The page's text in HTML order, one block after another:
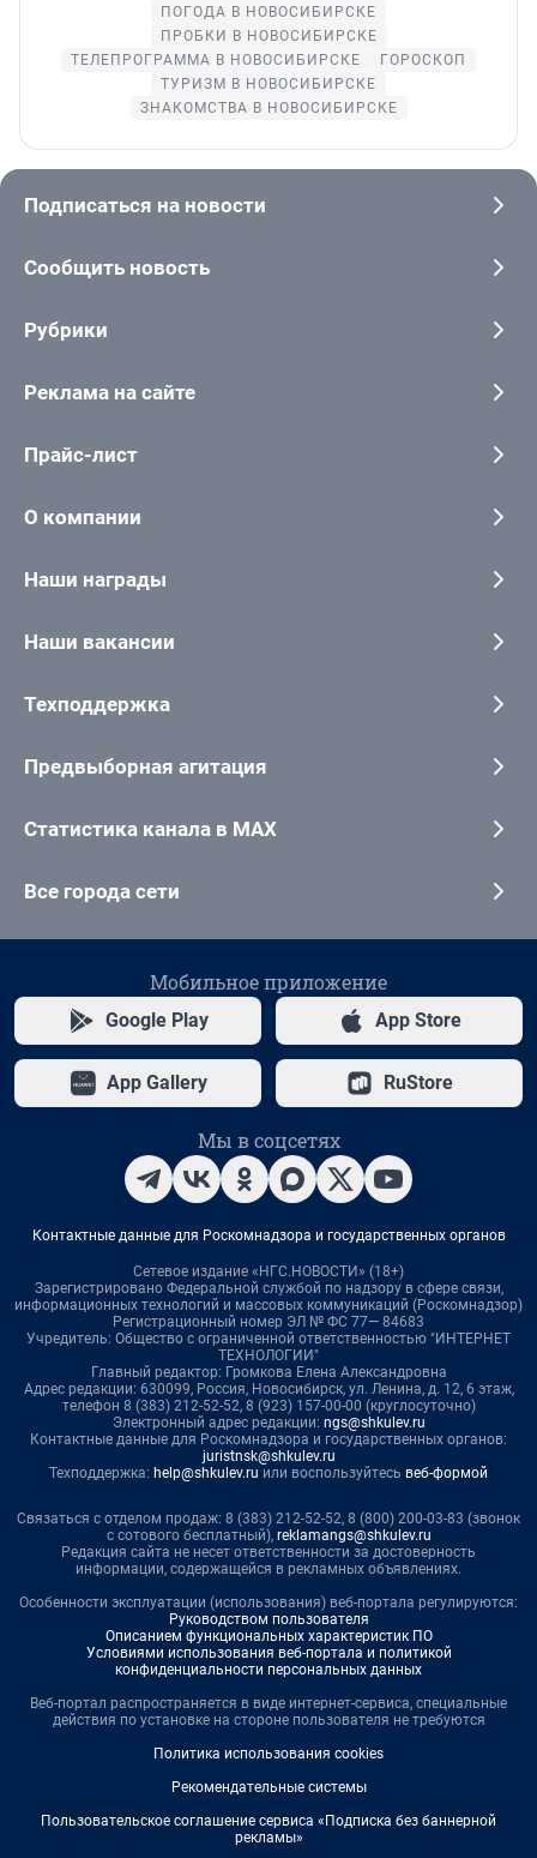
ПОГОДА В НОВОСИБИРСКЕ
ПРОБКИ В НОВОСИБИРСКЕ
ТЕЛЕПРОГРАММА В НОВОСИБИРСКЕ
ГОРОСКОП
ТУРИЗМ В НОВОСИБИРСКЕ
ЗНАКОМСТВА В НОВОСИБИРСКЕ
Подписаться на новости
Сообщить новость
Рубрики
Реклама на сайте
Прайс-лист
О компании
Наши награды
Наши вакансии
Техподдержка
Предвыборная агитация
Статистика канала в MAX
Все города сети
Мобильное приложение
Google Play App Store
App Gallery RuStore
Мы в соцсетях
Контактные данные для Роскомнадзора и государственных органов
Сетевое издание «НГС.НОВОСТИ» (18+)
Зарегистрировано Федеральной службой по надзору в сфере связи,
информационных технологий и массовых коммуникаций (Роскомнадзор)
Регистрационный номер ЭЛ № ФС 77— 84683
Учредитель: Общество с ограниченной ответственностью "ИНТЕРНЕТ
ТЕХНОЛОГИИ"
Главный редактор: Громкова Елена Александровна
Адрес редакции: 630099, Россия, Новосибирск, ул. Ленина, д. 12, 6 этаж,
телефон 8 (383) 212-52-52, 8 (923) 157-00-00 (круглосуточно)
Электронный адрес редакции: ngs@shkulev.ru
Контактные данные для Роскомнадзора и государственных органов:
juristnsk@shkulev.ru
Техподдержка: help@shkulev.ru или воспользуйтесь веб-формой
Связаться с отделом продаж: 8 (383) 212-52-52, 8 (800) 200-03-83 (звонок
с сотового бесплатный), reklamangs@shkulev.ru
Редакция сайта не несет ответственности за достоверность
информации, содержащейся в рекламных объявлениях.
Особенности эксплуатации (использования) веб-портала регулируются:
Руководством пользователя
Описанием функциональных характеристик ПО
Условиями использования веб-портала и политикой
конфиденциальности персональных данных
Веб-портал распространяется в виде интернет-сервиса, специальные
действия по установке на стороне пользователя не требуются
Политика использования cookies
Рекомендательные системы
Пользовательское соглашение сервиса «Подписка без баннерной
рекламы»